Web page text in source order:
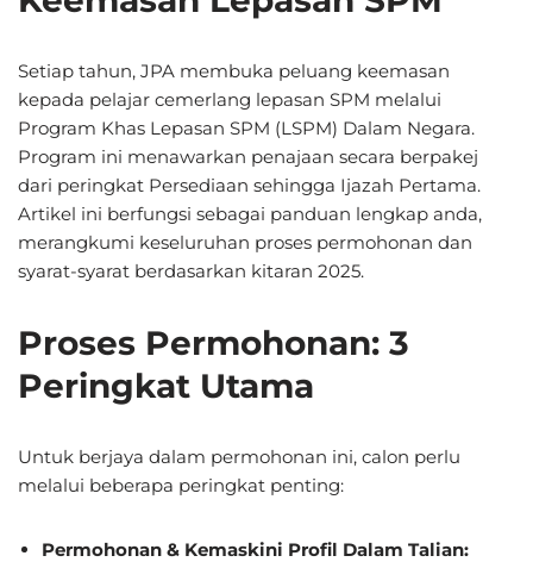
Setiap tahun, JPA membuka peluang keemasan
kepada pelajar cemerlang lepasan SPM melalui
Program Khas Lepasan SPM (LSPM) Dalam Negara.
Program ini menawarkan penajaan secara berpakej
dari peringkat Persediaan sehingga Ijazah Pertama.
Artikel ini berfungsi sebagai panduan lengkap anda,
merangkumi keseluruhan proses permohonan dan
syarat-syarat berdasarkan kitaran 2025.
Proses Permohonan: 3
Peringkat Utama
Untuk berjaya dalam permohonan ini, calon perlu
melalui beberapa peringkat penting:
Permohonan & Kemaskini Profil Dalam Talian: